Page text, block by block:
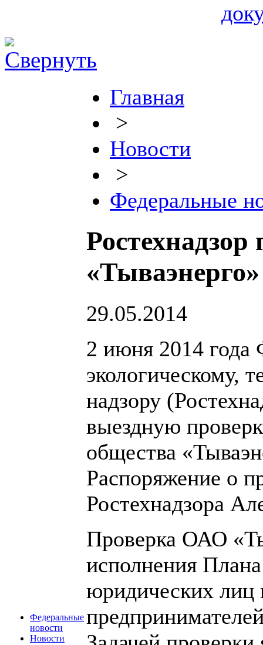
Федеральные
новости
Новости
Главная
>
Новости
>
Федеральные
«Тываэнерго»
29.05.2014
2 июня 2014 года
экологическому,
надзору
выездную
общества
Распоряжение о
Ростехнадзора
Проверка ОАО
исполнения
юридических лиц